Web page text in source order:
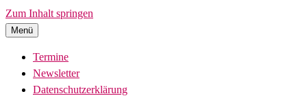
Zum Inhalt springen
Menü
Termine
Newsletter
Datenschutzerklärung